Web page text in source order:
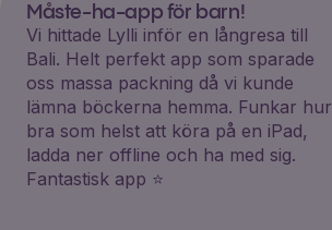
Måste-ha-app för barn!
Vi hittade Lylli inför en långresa till
Bali. Helt perfekt app som sparade
oss massa packning då vi kunde
lämna böckerna hemma. Funkar hur
bra som helst att köra på en iPad,
ladda ner offline och ha med sig.
Fantastisk app ⭐️